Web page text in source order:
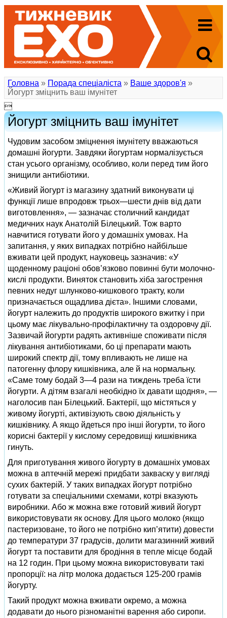
Головна » Порада спеціаліста » Ваше здоров'я »
Йогурт зміцнить ваш імунітет

Йогурт зміцнить ваш імунітет
Чудовим засобом зміцнення імунітету вважаються
домашні йогурти. Завдяки йогуртам нормалізується
стан усього організму, особливо, коли перед тим його
знищили антибіотики.
«Живий йогурт із магазину здатний виконувати ці
функції лише впродовж трьох—шести днів від дати
виготовлення», — зазначає столичний кандидат
медичних наук Анатолій Білецький. Тож варто
навчитися готувати його у домашніх умовах. На
запитання, у яких випадках потрібно найбільше
вживати цей продукт, науковець зазначив: «У
щоденному раціоні обов’язково повинні бути молочно-
кислі продукти. Виняток становить хіба загострення
певних недуг шлунково-кишкового тракту, коли
призначається ощадлива дієта». Іншими словами,
йогурт належить до продуктів широкого вжитку і при
цьому має лікувально-профілактичну та оздоровчу дії.
Зазвичай йогурти радять активніше споживати після
лікування антибіотиками, бо ці препарати мають
широкий спектр дії, тому впливають не лише на
патогенну флору кишківника, але й на нормальну.
«Саме тому бодай 3—4 рази на тиждень треба їсти
йогурти. А дітям взагалі необхідно їх давати щодня», —
наголосив пан Білецький. Бактерії, що містяться у
живому йогурті, активізують свою діяльність у
кишківнику. А якщо йдеться про інші йогурти, то його
корисні бактерії у кислому середовищі кишківника
гинуть.
Для приготування живого йогурту в домашніх умовах
можна в аптечній мережі придбати закваску у вигляді
сухих бактерій. У таких випадках йогурт потрібно
готувати за спеціальними схемами, котрі вказують
виробники. Або ж можна вже готовий живий йогурт
використовувати як основу. Для цього молоко (якщо
пастеризоване, то його не потрібно кип’ятити) довести
до температури 37 градусів, долити магазинний живий
йогурт та поставити для бродіння в тепле місце бодай
на 12 годин. При цьому можна використовувати такі
пропорції: на літр молока додається 125-200 грамів
йогурту.
Такий продукт можна вживати окремо, а можна
додавати до нього різноманітні варення або сиропи.